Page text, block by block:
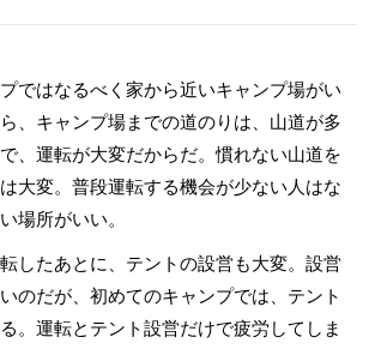
ではなるべく家から近いキャンプ場がい
、キャンプ場までの道のりは、山道が多
、運転が大変だからだ。慣れない山道を
大変。普段運転する機会が少ない人はな
場所がいい。
したあとに、テントの設営も大変。設営
のだが、初めてのキャンプでは、テント
。運転とテント設営だけで疲労してしま